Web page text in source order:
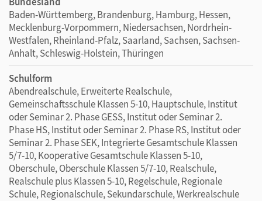
Baden-Württemberg, Brandenburg, Hamburg, Hessen,
Mecklenburg-Vorpommern, Niedersachsen, Nordrhein-
Westfalen, Rheinland-Pfalz, Saarland, Sachsen, Sachsen-
Anhalt, Schleswig-Holstein, Thüringen
Schulform
Abendrealschule, Erweiterte Realschule,
Gemeinschaftsschule Klassen 5-10, Hauptschule, Institut
oder Seminar 2. Phase GESS, Institut oder Seminar 2.
Phase HS, Institut oder Seminar 2. Phase RS, Institut oder
Seminar 2. Phase SEK, Integrierte Gesamtschule Klassen
5/7-10, Kooperative Gesamtschule Klassen 5-10,
Oberschule, Oberschule Klassen 5/7-10, Realschule,
Realschule plus Klassen 5-10, Regelschule, Regionale
Schule, Regionalschule, Sekundarschule, Werkrealschule